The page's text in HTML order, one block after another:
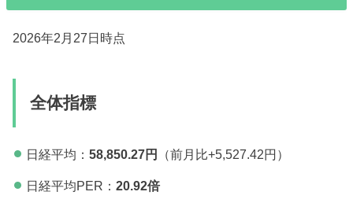
2026年2月27日時点
全体指標
日経平均： 58,850.27円 （前月比+5,527.42円）
日経平均PER： 20.92倍